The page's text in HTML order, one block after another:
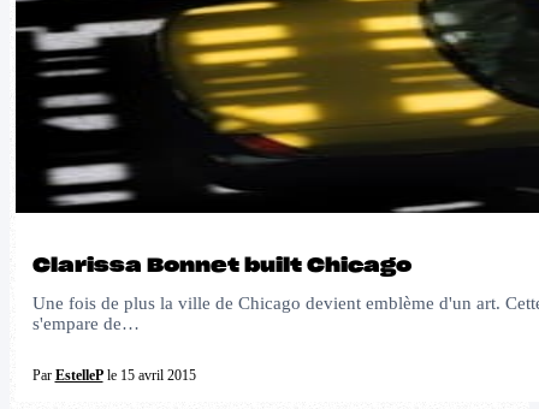
Clarissa Bonnet built Chicago
Une fois de plus la ville de Chicago devient emblème d'un art.
s'empare de…
Par EstellePle 15 avril 2015